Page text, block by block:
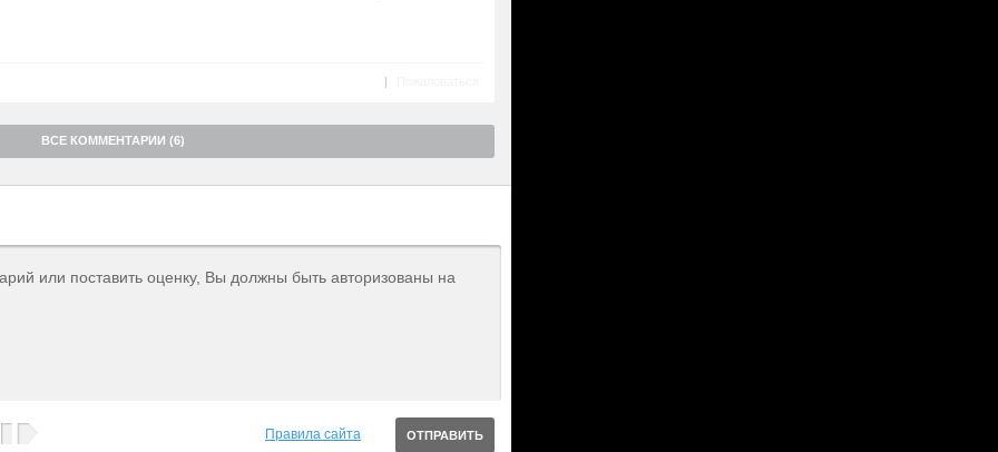
|
ВСЕ КОММЕНТАРИИ (6)
или поставить оценку, Вы должны быть авторизованы на
Правила сайта